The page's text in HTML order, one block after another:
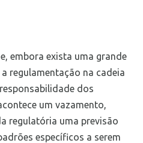
embora exista uma grande
regulamentação na cadeia
dos
um vazamento,
regulatória uma previsão
específicos a serem